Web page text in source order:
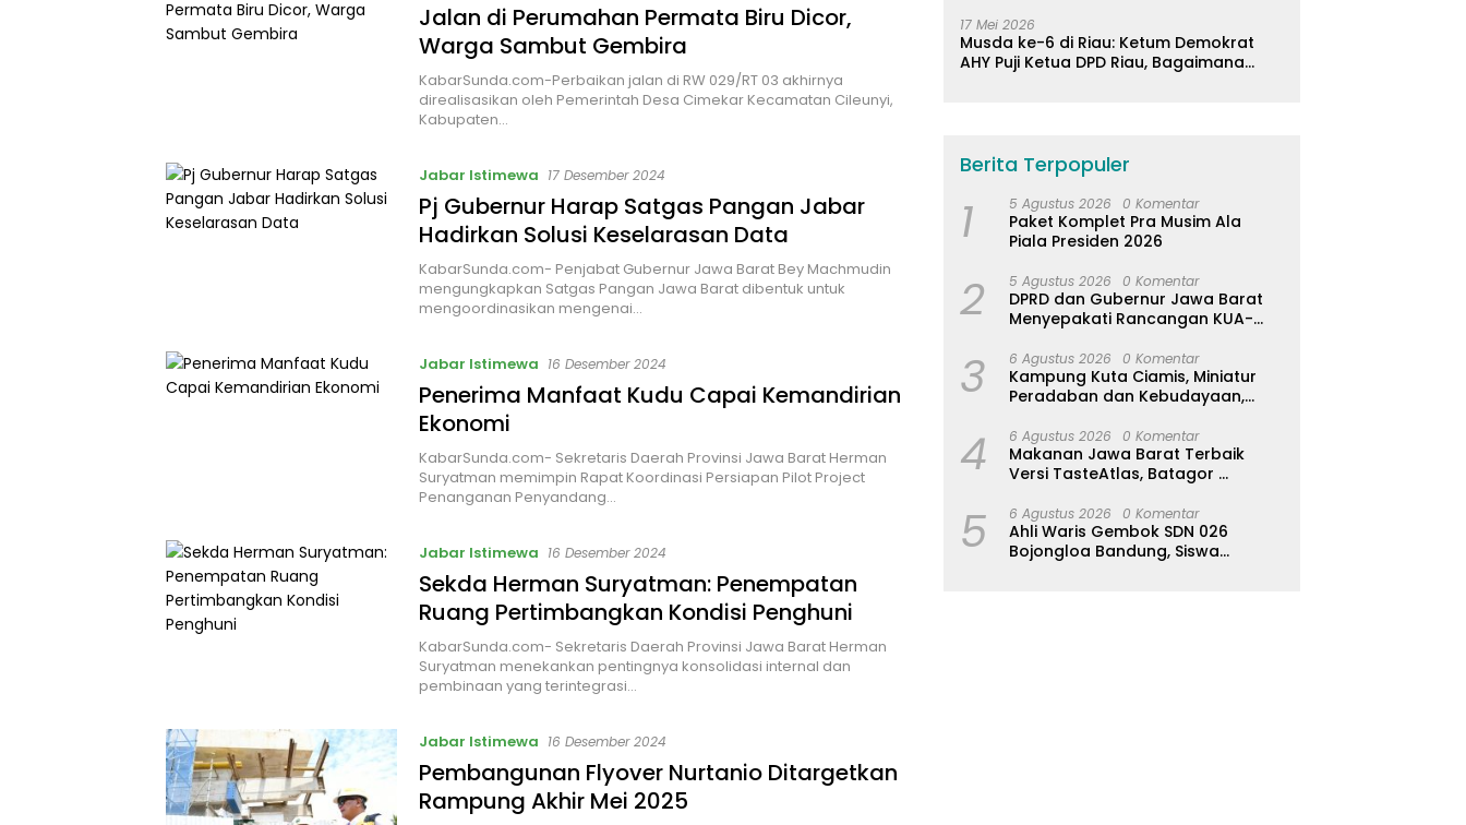
Jalan di Perumahan Permata Biru Dicor,
Warga Sambut Gembira
KabarSunda.com-Perbaikan jalan di RW 029/RT 03 akhirnya
direalisasikan oleh Pemerintah Desa Cimekar Kecamatan Cileunyi,
Kabupaten…
Jabar Istimewa 17 Desember 2024
Pj Gubernur Harap Satgas Pangan Jabar
Hadirkan Solusi Keselarasan Data
KabarSunda.com- Penjabat Gubernur Jawa Barat Bey Machmudin
mengungkapkan Satgas Pangan Jawa Barat dibentuk untuk
mengoordinasikan mengenai…
Jabar Istimewa 16 Desember 2024
Penerima Manfaat Kudu Capai Kemandirian
Ekonomi
KabarSunda.com- Sekretaris Daerah Provinsi Jawa Barat Herman
Suryatman memimpin Rapat Koordinasi Persiapan Pilot Project
Penanganan Penyandang…
Jabar Istimewa 16 Desember 2024
Sekda Herman Suryatman: Penempatan
Ruang Pertimbangkan Kondisi Penghuni
KabarSunda.com- Sekretaris Daerah Provinsi Jawa Barat Herman
Suryatman menekankan pentingnya konsolidasi internal dan
pembinaan yang terintegrasi…
Jabar Istimewa 16 Desember 2024
Pembangunan Flyover Nurtanio Ditargetkan
Rampung Akhir Mei 2025
17 Mei 2026
Musda ke-6 di Riau: Ketum Demokrat
AHY Puji Ketua DPD Riau, Bagaimana
Berita Terpopuler
1 5 Agustus 2026 0 Komentar
Paket Komplet Pra Musim Ala
Piala Presiden 2026
2 5 Agustus 2026 0 Komentar
DPRD dan Gubernur Jawa Barat
Menyepakati Rancangan KUA-
3 6 Agustus 2026 0 Komentar
Kampung Kuta Ciamis, Miniatur
Peradaban dan Kebudayaan,
Dijaga
4 6 Agustus 2026 0 Komentar
Makanan Jawa Barat Terbaik
Versi TasteAtlas, Batagor
5 6 Agustus 2026 0 Komentar
Ahli Waris Gembok SDN 026
Bojongloa Bandung, Siswa